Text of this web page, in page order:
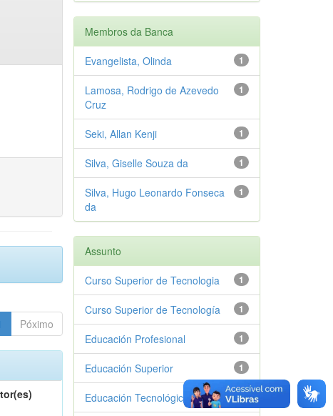
Póximo
Membros da Banca
1
Evangelista, Olinda
1
Lamosa, Rodrigo de Azevedo
Cruz
1
Seki, Allan Kenji
1
Silva, Giselle Souza da
1
Silva, Hugo Leonardo Fonseca
da
Assunto
1
Curso Superior de Tecnologia
1
Curso Superior de Tecnología
1
Educación Profesional
1
Educación Superior
1
Educación Tecnológica